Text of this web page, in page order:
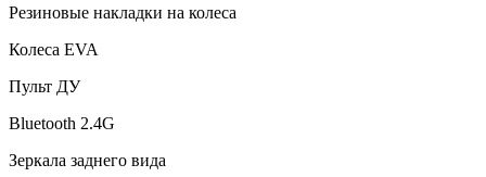
Резиновые накладки на колеса
Колеса EVA
Пульт ДУ
Bluetooth 2.4G
Зеркала заднего вида